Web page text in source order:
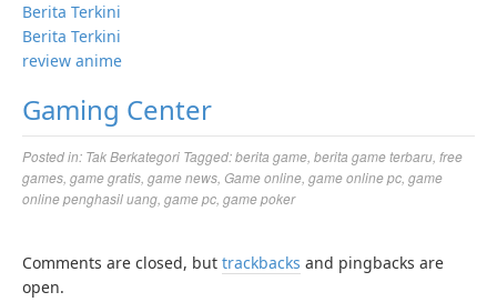
Berita Terkini
Berita Terkini
review anime
Gaming Center
Posted in: Tak Berkategori Tagged:berita game berita game terbaru free
games game gratis game news Game online game online pc game
online penghasil uang game pc game poker
Comments are closed, but trackbacks and pingbacks are
open.